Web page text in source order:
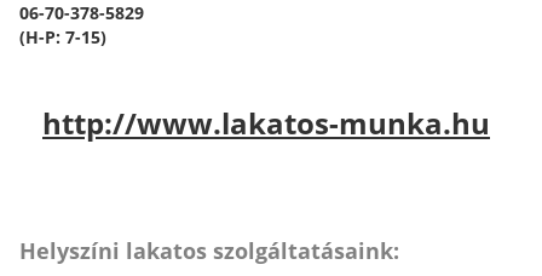
06-70-378-5829
(H-P: 7-15)
http://www.lakatos-munka.hu
Helyszíni lakatos szolgáltatásaink: